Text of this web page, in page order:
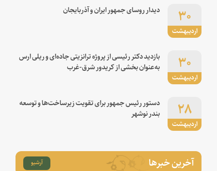
اردیبهشت
۳۰ دیدار روسای جمهور ایران و آذربایجان
اردیبهشت
۳۰
بازدید دکتر رئیسی از پروژه ترانزیتی جاده‌ای و ریلی ارس
به‌عنوان بخشی از کریدور شرق-غرب
اردیبهشت
۲۸
دستور رئیس جمهور برای تقویت زیرساخت‌ها و توسعه
بندر نوشهر
آخرین خبرها آرشیو